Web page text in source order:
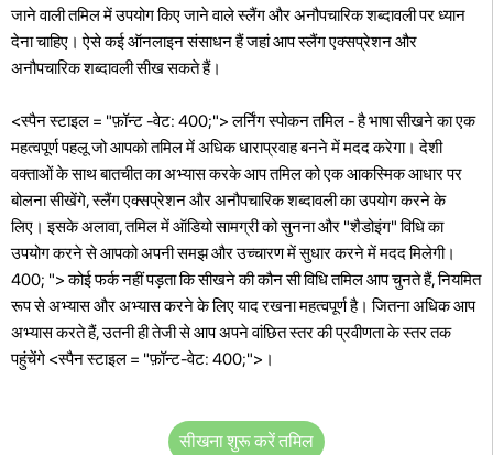
जाने वाली तमिल में उपयोग किए जाने वाले स्लैंग और अनौपचारिक शब्दावली पर ध्यान
देना चाहिए। ऐसे कई ऑनलाइन संसाधन हैं जहां आप स्लैंग एक्सप्रेशन और
अनौपचारिक शब्दावली सीख सकते हैं।
<स्पैन स्टाइल = "फ़ॉन्ट -वेट: 400;"> लर्निंग स्पोकन तमिल - है भाषा सीखने का एक
महत्वपूर्ण पहलू जो आपको तमिल में अधिक धाराप्रवाह बनने में मदद करेगा। देशी
वक्ताओं के साथ बातचीत का अभ्यास करके आप तमिल को एक आकस्मिक आधार पर
बोलना सीखेंगे, स्लैंग एक्सप्रेशन और अनौपचारिक शब्दावली का उपयोग करने के
लिए। इसके अलावा, तमिल में ऑडियो सामग्री को सुनना और "शैडोइंग" विधि का
उपयोग करने से आपको अपनी समझ और उच्चारण में सुधार करने में मदद मिलेगी।
400; "> कोई फर्क नहीं पड़ता कि सीखने की कौन सी विधि तमिल आप चुनते हैं, नियमित
रूप से अभ्यास और अभ्यास करने के लिए याद रखना महत्वपूर्ण है। जितना अधिक आप
अभ्यास करते हैं, उतनी ही तेजी से आप अपने वांछित स्तर की प्रवीणता के स्तर तक
पहुंचेंगे <स्पैन स्टाइल = "फ़ॉन्ट-वेट: 400;">।
सीखना शुरू करें तमिल